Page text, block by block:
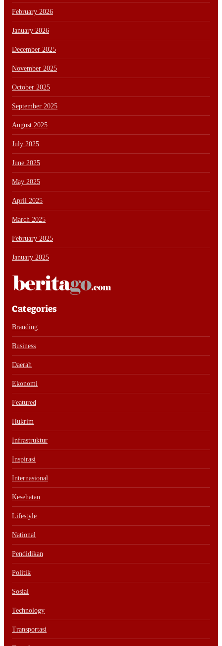
February 2026
January 2026
December 2025
November 2025
October 2025
September 2025
August 2025
July 2025
June 2025
May 2025
April 2025
March 2025
February 2025
January 2025
Categories
Branding
Business
Daerah
Ekonomi
Featured
Hukrim
Infrastruktur
Inspirasi
Internasional
Kesehatan
Lifestyle
National
Pendidikan
Politik
Sosial
Technology
Transportasi